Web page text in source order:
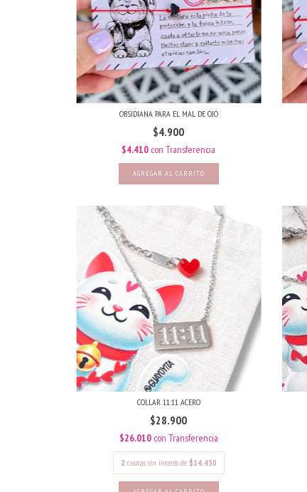
OBSIDIANA PARA EL MAL DE OJO
$4.900
$4.410 con Transferencia
COLLAR 11:11 ACERO
$28.900
$26.010 con Transferencia
2 cuotas sin interés de $14.450